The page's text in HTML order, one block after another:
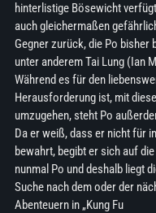
hinterlistige Bösewicht
auch gleichermaßen
Gegner zurück, die Po bisher
unter anderem Tai Lung (Ian
Während es für den
Herausforderung ist, mit
umzugehen, steht Po
Da er weiß, dass er nicht für
bewahrt, begibt er sich auf
nunmal Po und deshalb liegt
Suche nach dem oder der
Abenteuern in „Kung Fu